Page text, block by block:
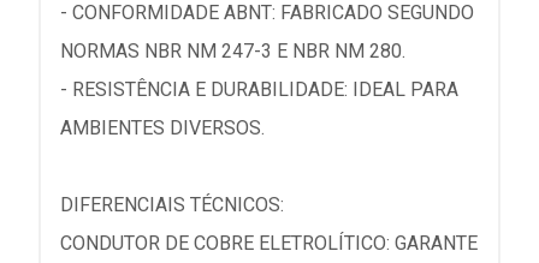
- CONFORMIDADE ABNT: FABRICADO SEGUNDO
NORMAS NBR NM 247-3 E NBR NM 280.
- RESISTÊNCIA E DURABILIDADE: IDEAL PARA
AMBIENTES DIVERSOS.
DIFERENCIAIS TÉCNICOS:
CONDUTOR DE COBRE ELETROLÍTICO: GARANTE